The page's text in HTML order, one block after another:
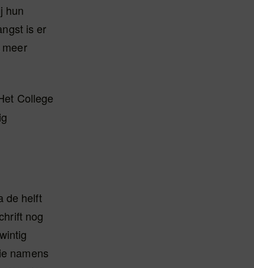
hun
is er
College
de helft
nog
namens